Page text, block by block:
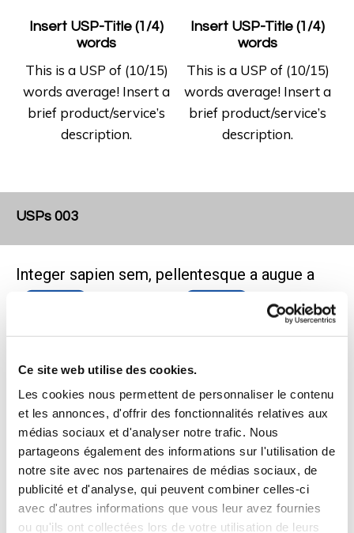
Ce site web utilise des cookies.
Les cookies nous permettent de personnaliser le contenu
et les annonces, d'offrir des fonctionnalités relatives aux
médias sociaux et d'analyser notre trafic. Nous
partageons également des informations sur l'utilisation de
notre site avec nos partenaires de médias sociaux, de
publicité et d'analyse, qui peuvent combiner celles-ci
avec d'autres informations que vous leur avez fournies
ou qu'ils ont collectées lors de votre utilisation de leurs
Insert USP-Title (1/4)
words
This is a USP of (10/15)
words average! Insert a
brief product/service’s
description.
Insert USP-Title (1/4)
words
This is a USP of (10/15)
words average! Insert a
brief product/service’s
description.
USPs 003
Integer sapien sem, pellentesque a augue a
Insert USP-Title (1/4)
words
Integer sapien sem,
pellentesque a augue a,
varius vehicula magna. In
imperdiet fringilla efficitur.
Insert USP-Title (1/4)
words
Integer sapien sem,
pellentesque a augue a,
varius vehicula magna. In
imperdiet fringilla efficitur.